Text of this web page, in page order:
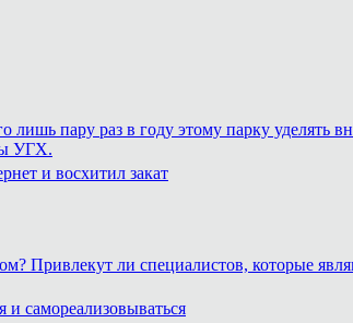
пару раз в году этому парку уделять
УГХ.
и восхитил закат
Привлекут ли специалистов, которые
и самореализовываться